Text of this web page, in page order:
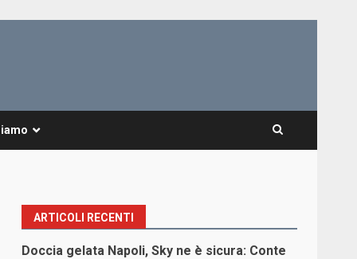
ARTICOLI RECENTI
Doccia gelata Napoli, Sky ne è sicura: Conte